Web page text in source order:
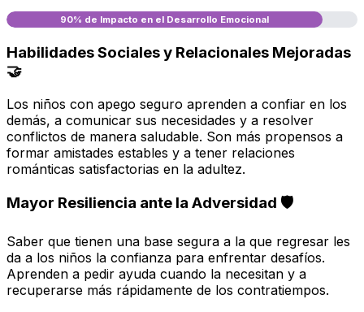
90% de Impacto en el Desarrollo Emocional
Habilidades Sociales y Relacionales Mejoradas
🤝
Los niños con apego seguro aprenden a confiar en los
demás, a comunicar sus necesidades y a resolver
conflictos de manera saludable. Son más propensos a
formar amistades estables y a tener relaciones
románticas satisfactorias en la adultez.
Mayor Resiliencia ante la Adversidad 🛡️
Saber que tienen una base segura a la que regresar les
da a los niños la confianza para enfrentar desafíos.
Aprenden a pedir ayuda cuando la necesitan y a
recuperarse más rápidamente de los contratiempos.